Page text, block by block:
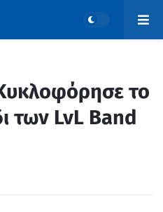
το
των LvL Band